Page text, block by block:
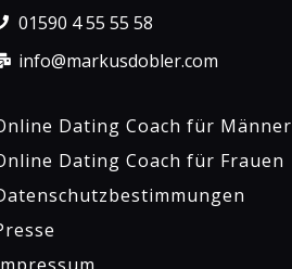
01590 4 55 55 58
info@markusdobler.com
Dating Coach für Männer
Dating Coach für Frauen